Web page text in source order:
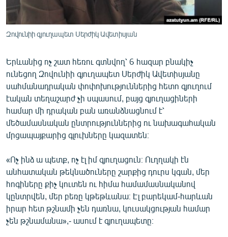
ՄԵԿՆԱԲԱՆՈՒԹՅՈՒՆ
ՏՏ ԵՒ ԻՆՏԵՐՆԵՏ
ԱՐԽԻՎ
ՏԵՍԱՆՅՈՒԹԵՐ
ԲԱՆԱՎԵՃ
ՁԳՏԵԼՈՎ ԼԱՎԱԳՈՒՅՆԻՆ
ՓՈԴՔԱՍԹ
Հայերեն
English
Русский
ՀԵՏԵՎԵՔ ՄԵԶ
Զովունիի գյուղապետ Սերժիկ Ավետիսյան
Երևանից ոչ շատ հեռու գտնվող՝ 6 հազար բնակիչ
ունեցող Զովունիի գյուղապետ Սերժիկ Ավետիսյանը
սահմանադրական փոփոխություններից հետո գյուղում
էական տեղաշարժ չի սպասում, բայց գյուղացիների
համար մի դրական բան առանձնացնում է՝
մեծամասնական ընտրություններից ու նախագահական
մրցապայքարից գլուխները կազատեն։
«Ոչ ինձ ա պետք, ոչ էլ իմ գյուղացուն։ Ուղղակի էն
անհատական թեկնածուները շարքից դուրս կգան, մեր
հոգիները քիչ կուտեն ու հիմա համամասնականով
կընտրվեն, մեր բեռը կթեթևանա։ Էլ բարեկամ-հարևան
իրար հետ թշնամի չեն դառնա, կուսակցության համար
չեն թշնամանա»,- ասում է գյուղապետը։